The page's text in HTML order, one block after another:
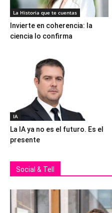
La Historia que te cuentas
Invierte en coherencia: la
ciencia lo confirma
IA
La IA ya no es el futuro. Es el
presente
Social & Tell